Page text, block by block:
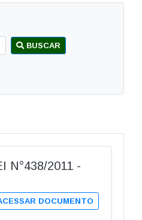
BUSCAR
N°438/2011 -
DOCUMENTO